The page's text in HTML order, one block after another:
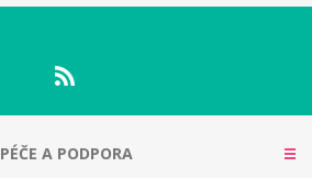
PÉČE A PODPORA